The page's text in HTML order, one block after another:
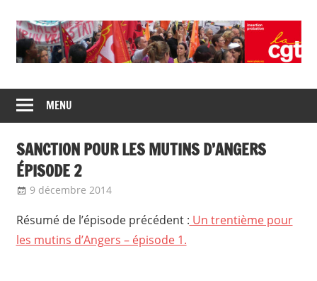
content
CGT
insertion
probation
de
syndicats
CGT
insertion
probation
MENU
SANCTION POUR LES MUTINS D’ANGERS
ÉPISODE 2
9 décembre 2014
Résumé de l’épisode précédent : Un trentième pour
les mutins d’Angers – épisode 1.